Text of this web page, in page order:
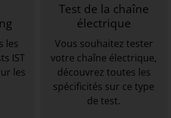
les
IST
les
Test de la chaîne
électrique
Vous souhaitez tester
votre chaîne électrique,
découvrez toutes les
spécificités sur ce type
de test.